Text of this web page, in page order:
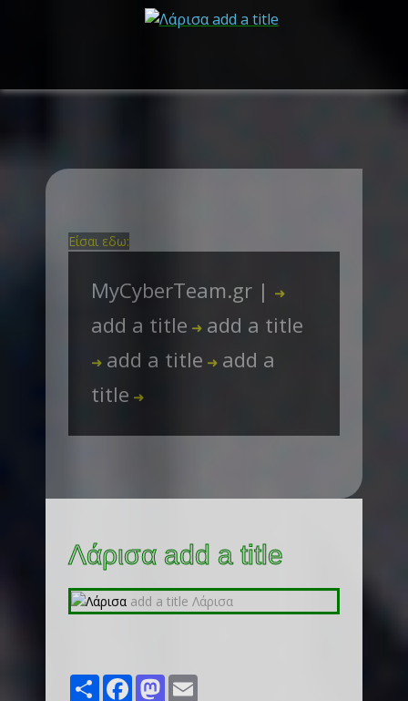
Είσαι εδω:
MyCyberTeam.gr | ➜
add a title ➜ add a title
➜ add a title ➜ add a
title ➜
Λάρισα add a title
Share FacebookMastodon